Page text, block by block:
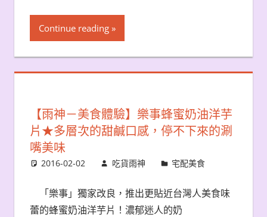
Continue reading
【雨神－美食體驗】樂事蜂蜜奶油洋芋
片★多層次的甜鹹口感，停不下來的涮
嘴美味
2016-02-02 吃貨雨神 宅配美食
「樂事」獨家改良，推出更貼近台灣人美食味
蕾的蜂蜜奶油洋芋片！濃郁迷人的奶